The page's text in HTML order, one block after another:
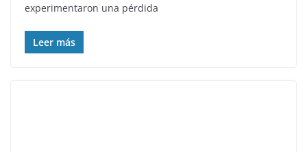
experimentaron una pérdida
Leer más